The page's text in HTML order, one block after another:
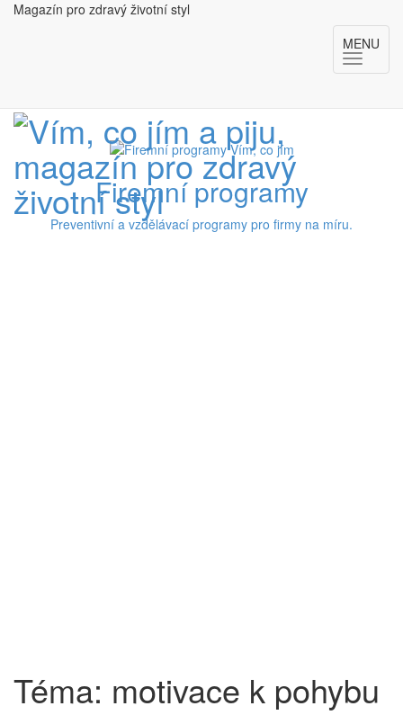
Magazín pro zdravý životní styl
MENU
Firemní programy
Preventivní a vzdělávací programy pro firmy na míru.
Téma: motivace k pohybu